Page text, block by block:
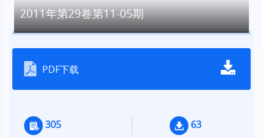
2011年第29卷第11-05期
PDF下载
305 63